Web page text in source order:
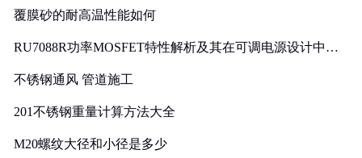
覆膜砂的耐高温性能如何
RU7088R功率MOSFET特性解析及其在可调电源设计中的
不锈钢通风 管道施工
201不锈钢重量计算方法大全
M20螺纹大径和小径是多少